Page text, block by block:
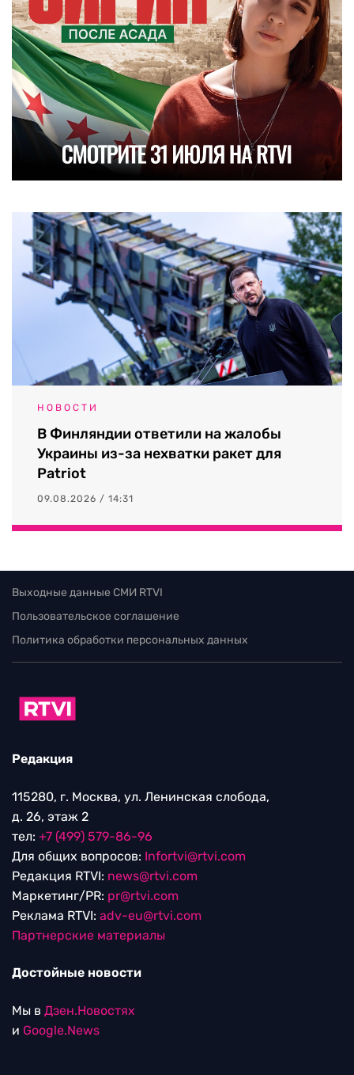
НОВОСТИ
В Финляндии ответили на жалобы
Украины из-за нехватки ракет для
Patriot
09.08.2026 / 14:31
Выходные данные СМИ RTVI
Пользовательское соглашение
Политика обработки персональных данных
Редакция
115280, г. Москва, ул. Ленинская слобода,
д. 26, этаж 2
тел: +7 (499) 579-86-96
Для общих вопросов: Infortvi@rtvi.com
Редакция RTVI: news@rtvi.com
Маркетинг/PR: pr@rtvi.com
Реклама RTVI: adv-eu@rtvi.com
Партнерские материалы
Достойные новости
Мы в Дзен.Новостях
и Google.News